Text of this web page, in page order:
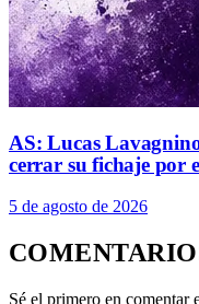
AS: Lucas
cerrar su fichaje por
5 de agosto de 2026
Sé el primero en comentar